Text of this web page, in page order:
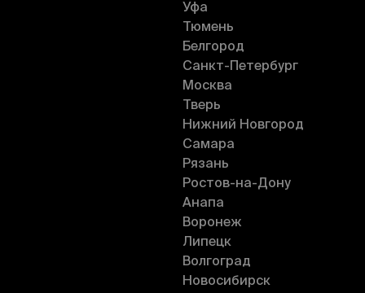
Уфа
Тюмень
Белгород
Санкт-Петербург
Москва
Тверь
Нижний Новгород
Самара
Рязань
Ростов-на-Дону
Анапа
Воронеж
Липецк
Волгоград
Новосибирск